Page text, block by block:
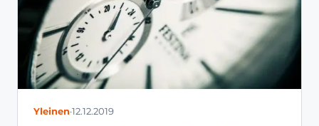
Yleinen·12.12.2019